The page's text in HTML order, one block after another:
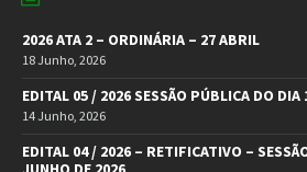
2026 ATA 2 – ORDINÁRIA – 27 ABRIL
18 Junho, 2026
EDITAL 05 / 2026 SESSÃO PÚBLICA DO DIA
14 Junho, 2026
EDITAL 04 / 2026 – RETIFICATIVO –